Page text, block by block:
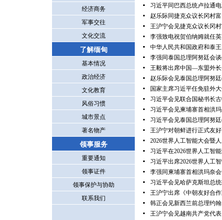
经济商务
军事交往
文化交流
了解缅甸
基本情况
政治经济
文化教育
风俗习惯
城市景点
著名物产
领事服务
重要通知
领事证件
领事保护与协助
联系我们
习近平同巴西总统卢拉通
赵乐际同捷克众议长冈村
王沪宁会见捷克众议长冈
李强致电祝贺伯纳姆就任
中华人民共和国政府和泰
李强同泰国总理阿努廷会谈
王毅将出席中国—东盟外
赵乐际会见泰国总理阿努廷
国家主席习近平任免驻外
习近平会见联合国秘书长
习近平会见柬埔寨首相洪
习近平会见泰国总理阿努廷
王沪宁对朝鲜进行正式友
2026世界人工智能大会暨
习近平在2026世界人工智
习近平出席2026世界人工
李强同柬埔寨首相洪玛奈
习近平会见哈萨克斯坦总
王沪宁出席《中朝友好合
韩正会见新西兰前总理约翰
王沪宁会见越南共产党代